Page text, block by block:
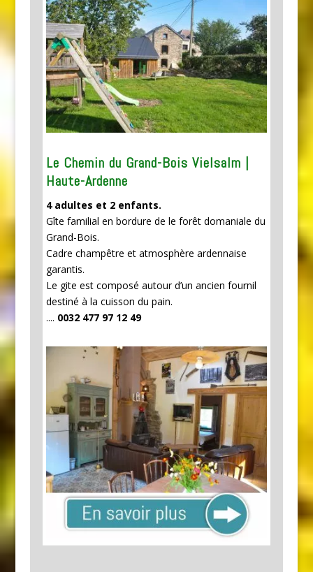
Le Chemin du Grand-Bois Vielsalm |
Haute-Ardenne
4 adultes et 2 enfants.
Gîte familial en bordure de le forêt domaniale du
Grand-Bois.
Cadre champêtre et atmosphère ardennaise
garantis.
Le gite est composé autour d’un ancien fournil
destiné à la cuisson du pain.
.... 0032 477 97 12 49